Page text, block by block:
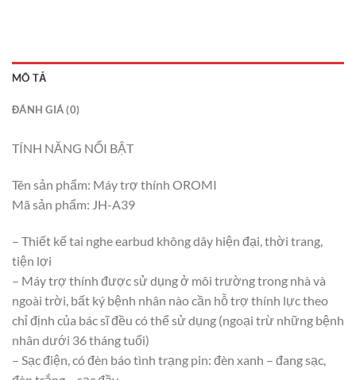
MÔ TẢ
ĐÁNH GIÁ (0)
TÍNH NĂNG NỔI BẬT
Tên sản phẩm: Máy trợ thính OROMI
Mã sản phẩm: JH-A39
– Thiết kế tai nghe earbud không dây hiện đại, thời trang,
tiện lợi
– Máy trợ thính được sử dụng ở môi trường trong nhà và
ngoài trời, bất ký bệnh nhân nào cần hỗ trợ thính lực theo
chỉ định của bác sĩ đều có thể sử dụng (ngoại trừ những bệnh
nhân dưới 36 tháng tuổi)
– Sạc điện, có đèn báo tình trạng pin: đèn xanh – đang sạc,